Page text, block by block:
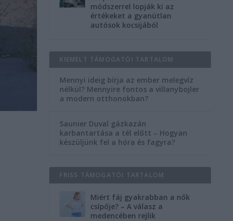
módszerrel lopják ki az
értékeket a gyanútlan
autósok kocsijából
KIEMELT TÁMOGATÓI TARTALOM
Mennyi ideig bírja az ember melegvíz
nélkül? Mennyire fontos a villanybojler
a modern otthonokban?
Saunier Duval gázkazán
karbantartása a tél előtt – Hogyan
készüljünk fel a hóra és fagyra?
FRISS TÁMOGATÓI TARTALOM
Miért fáj gyakrabban a nők
csípője? – A válasz a
medencében rejlik